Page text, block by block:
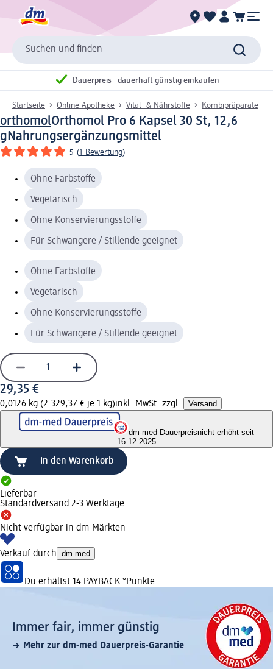
Suchen und finden
Dauerpreis - dauerhaft günstig einkaufen
Startseite Online-Apotheke Vital- & Nährstoffe Kombipräparate
orthomolOrthomol Pro 6 Kapsel 30 St, 12,6
gNahrungsergänzungsmittel
5 (1 Bewertung)
Ohne Farbstoffe
Vegetarisch
Ohne Konservierungsstoffe
Für Schwangere / Stillende geeignet
Ohne Farbstoffe
Vegetarisch
Ohne Konservierungsstoffe
Für Schwangere / Stillende geeignet
29,35 €
0,0126 kg (2.329,37 € je 1 kg)inkl. MwSt. zzgl. Versand
dm-med Dauerpreisnicht erhöht seit
16.12.2025
In den Warenkorb
Lieferbar
Standardversand 2-3 Werktage
Nicht verfügbar in dm-Märkten
Verkauf durch dm-med
Du erhältst 14 PAYBACK °Punkte
Immer fair,­ immer günstig
Mehr zur dm-med Dauerpreis-Garantie